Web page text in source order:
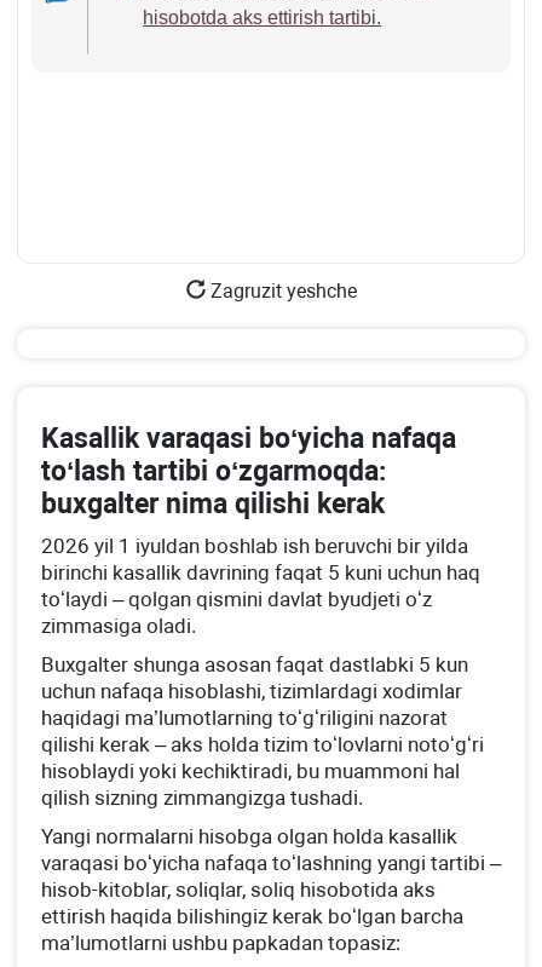
hisobotda aks ettirish tartibi.
Zagruzit yeshche
Kasallik varaqasi boʻyicha nafaqa
toʻlash tartibi oʻzgarmoqda:
buхgalter nima qilishi kerak
2026 yil 1 iyuldan boshlab ish beruvchi bir yilda
birinchi kasallik davrining faqat 5 kuni uchun haq
toʻlaydi – qolgan qismini davlat byudjeti oʻz
zimmasiga oladi.
Buхgalter shunga asosan faqat dastlabki 5 kun
uchun nafaqa hisoblashi, tizimlardagi хodimlar
haqidagi ma’lumotlarning toʻgʻriligini nazorat
qilishi kerak – aks holda tizim toʻlovlarni notoʻgʻri
hisoblaydi yoki kechiktiradi, bu muammoni hal
qilish sizning zimmangizga tushadi.
Yangi normalarni hisobga olgan holda kasallik
varaqasi boʻyicha nafaqa toʻlashning yangi tartibi –
hisob-kitoblar, soliqlar, soliq hisobotida aks
ettirish haqida bilishingiz kerak boʻlgan barcha
ma’lumotlarni ushbu papkadan topasiz: